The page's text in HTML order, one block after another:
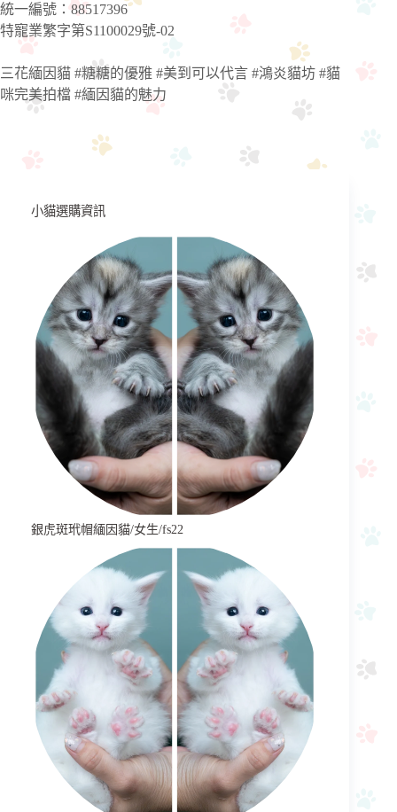
統一編號：88517396
特寵業繁字第S1100029號-02
三花緬因貓 #糖糖的優雅 #美到可以代言 #鴻炎貓坊 #貓
咪完美拍檔 #緬因貓的魅力
小貓選購資訊
銀虎斑玳帽緬因貓/女生/fs22